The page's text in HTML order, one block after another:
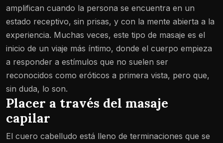
amplifican cuando la persona se encuentra en un
estado receptivo, sin prisas, y con la mente abierta a la
experiencia. Muchas veces, este tipo de masaje es el
inicio de un viaje más íntimo, donde el cuerpo empieza
a responder a estímulos que no suelen ser
reconocidos como eróticos a primera vista, pero que,
sin duda, lo son.
Placer a través del masaje
capilar
El cuero cabelludo está lleno de terminaciones que se